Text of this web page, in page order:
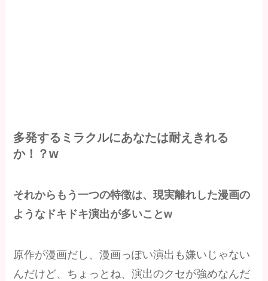
多発するミラクルにあなたは耐えきれる
か！？w
それからもう一つの特徴は、現実離れした漫画の
ようなドキドキ演出が多いことw
原作が漫画だし、漫画っぽい演出も嫌いじゃない
んだけど、ちょっとね、演出のクセが強めなんだ